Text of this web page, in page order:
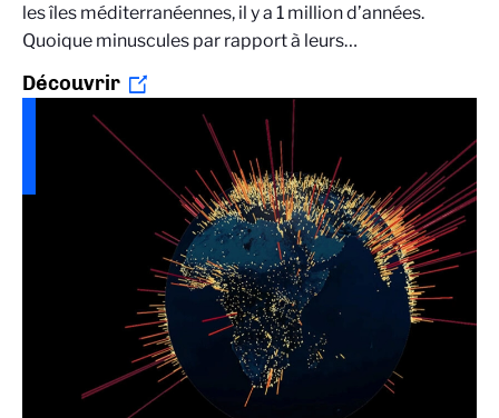
les îles méditerranéennes, il y a 1 million d’années.
Quoique minuscules par rapport à leurs…
Découvrir